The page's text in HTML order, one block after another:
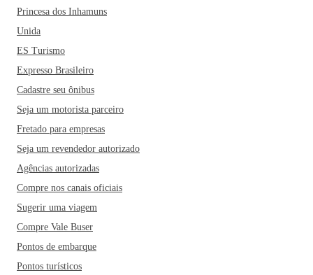
Princesa dos Inhamuns
Unida
ES Turismo
Expresso Brasileiro
Cadastre seu ônibus
Seja um motorista parceiro
Fretado para empresas
Seja um revendedor autorizado
Agências autorizadas
Compre nos canais oficiais
Sugerir uma viagem
Compre Vale Buser
Pontos de embarque
Pontos turísticos